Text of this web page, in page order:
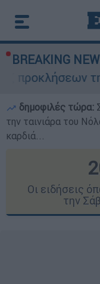
BREAKING
της Άγκυρας
δημοφιλές τώρα:
την ταινιάρα του
καρδιά...
Οι ειδήσεις
την